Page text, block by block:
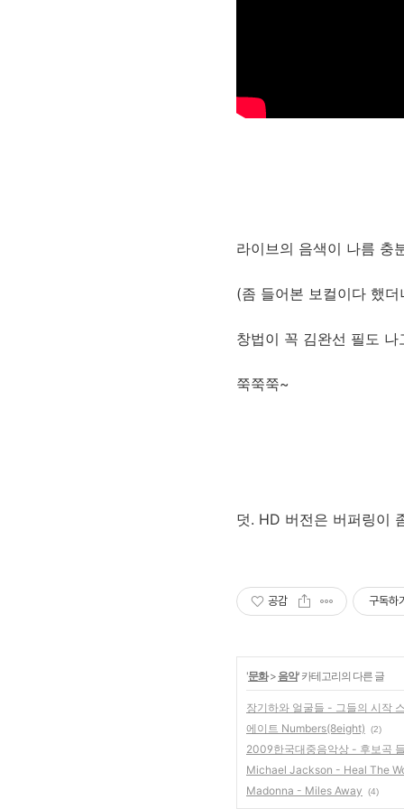
라이브의 음색이 나름 충
(좀 들어본 보컬이다 했
창법이 꼭 김완선 필도
쭉쭉쭉~
덧. HD 버전은 버퍼링이
공감 구독하
'문화> 음악' 카테고리의 다른 글
장기하와 얼굴들 - 그들의 시작
에이트 Numbers(8eight)
(2)
2009한국대중음악상 - 후보곡
Michael Jackson - Heal The
Madonna - Miles Away
(4)